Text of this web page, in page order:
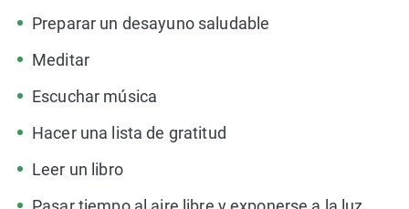
Preparar un desayuno saludable
Meditar
Escuchar música
Hacer una lista de gratitud
Leer un libro